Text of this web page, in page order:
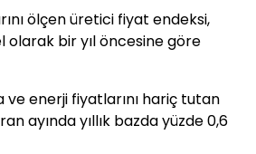
ölçen üretici fiyat endeksi,
bir yıl öncesine göre
ve enerji fiyatlarını hariç tutan
ayında yıllık bazda yüzde 0,6